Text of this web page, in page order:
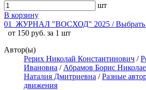
шт
В корзину
01_ЖУРНАЛ "ВОСХОД" 2025 / Выбрать
от 150 руб. за 1 шт
Автор(ы)
Рерих Николай Константинович /
Ивановна / Абрамов Борис
Наталия Дмитриевна /Разные
движения